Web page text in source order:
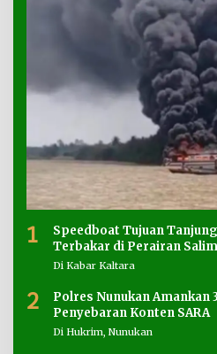
1
Speedboat Tujuan
Terbakar di Perairan
Di Kabar Kaltara
2
Polres Nunukan Amankan
Penyebaran Konten SARA
Di Hukrim, Nunukan